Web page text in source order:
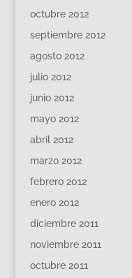
octubre 2012
septiembre 2012
agosto 2012
julio 2012
junio 2012
mayo 2012
abril 2012
marzo 2012
febrero 2012
enero 2012
diciembre 2011
noviembre 2011
octubre 2011